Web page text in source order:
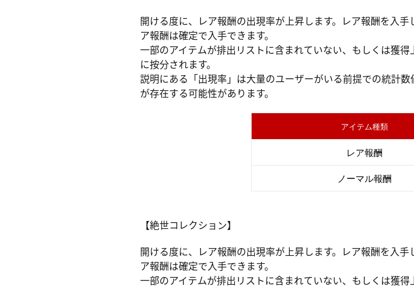
開ける度に、レア報酬の出現率が上昇します。レア報酬を入
ア報酬は確定で入手できます。
一部のアイテムが排出リストに含まれていない、もしくは獲
に按分されます。
説明にある「出現率」は大量のユーザーがいる前提での統計
が存在する可能性があります。
アイテム種類
レア報酬
ノーマル報酬
【絶世コレクション】
開ける度に、レア報酬の出現率が上昇します。レア報酬を入
ア報酬は確定で入手できます。
一部のアイテムが排出リストに含まれていない、もしくは獲